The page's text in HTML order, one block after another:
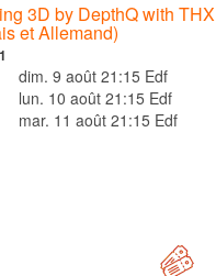
3D by DepthQ with THX
et Allemand)
dim. 9 août 21:15 Edf
lun. 10 août 21:15 Edf
mar. 11 août 21:15 Edf